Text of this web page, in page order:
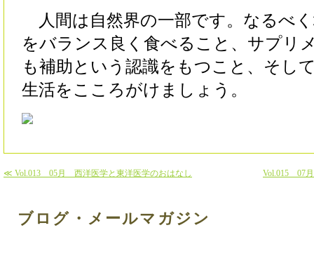
人間は自然界の一部です。なるべ
をバランス良く食べること、サプリ
も補助という認識をもつこと、そし
生活をこころがけましょう。
≪ Vol.013 05月 西洋医学と東洋医学のおはなし Vol.015 07
ブログ・メールマガジン